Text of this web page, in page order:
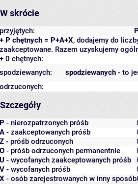
W skrócie
przyjętych:
+ P chętnych = P+A+X, dodajemy do
zaakceptowane. Razem uzyskujemy
+ 0 chętnych:
spodziewanych - to
spodziewanych:
odrzuconych:
Szczegóły
P - nierozpatrzonych próśb
A - zaakceptowanych próśb
Z - próśb odrzuconych
O - próśb odrzuconych permanentnie
U - wycofanych zaakceptowanych próśb
V - wycofanych próśb
X - osób zarejestrowanych w inny sposób